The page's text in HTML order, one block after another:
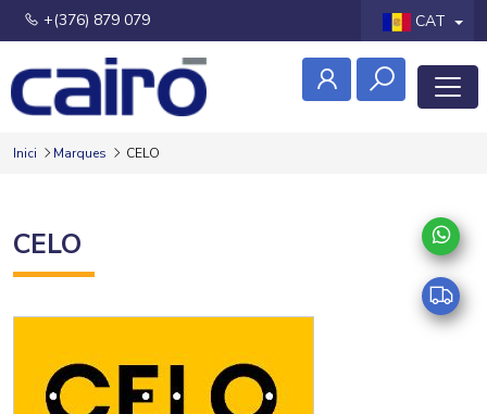
+(376) 879 079 CAT
Inici Marques CELO
CELO